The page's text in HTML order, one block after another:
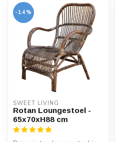
-14%
SWEET LIVING
Rotan Loungestoel -
65x70xH88 cm